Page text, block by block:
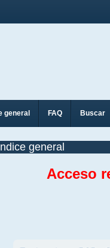
general FAQ Buscar
general
Acceso